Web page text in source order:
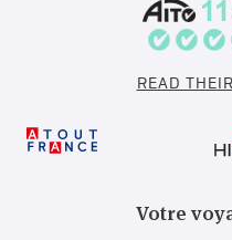
READ
Votre